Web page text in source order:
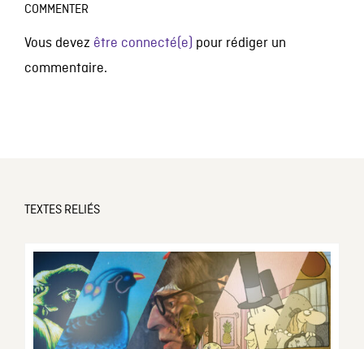
COMMENTER
Vous devez être connecté(e) pour rédiger un
commentaire.
TEXTES RELIÉS